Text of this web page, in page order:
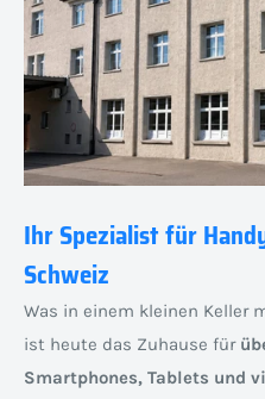
Ihr Spezialist für
Schweiz
Was in einem kleinen Keller
ist heute das Zuhause für
Smartphones, Tablets und